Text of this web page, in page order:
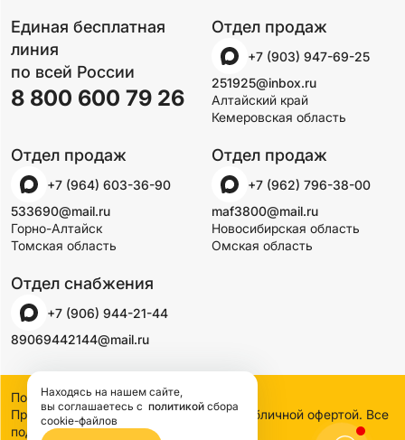
Единая бесплатная
линия
по всей России
8 800 600 79 26
Отдел продаж
+7 (903) 947-69-25
251925@inbox.ru
Алтайский край
Кемеровская область
Отдел продаж
+7 (964) 603-36-90
533690@mail.ru
Горно-Алтайск
Томская область
Отдел продаж
+7 (962) 796-38-00
maf3800@mail.ru
Новосибирская область
Омская область
Отдел снабжения
+7 (906) 944-21-44
89069442144@mail.ru
Политика конфиденциальности
Предложения на сайте не являются публичной офертой. Все
подробности узнавайте по телефону
Находясь на нашем сайте,
вы соглашаетесь с политикой сбора
cookie-файлов